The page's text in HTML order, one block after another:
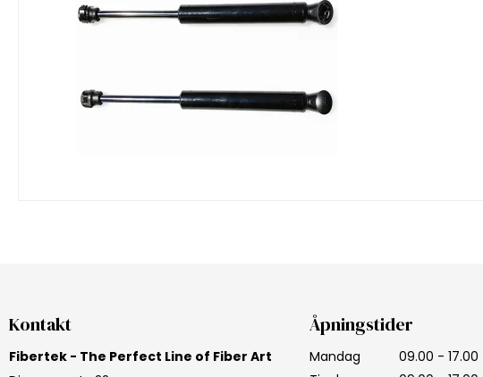
Kontakt
Fibertek - The Perfect Line of Fiber Art
Åpningstider
Mandag
09.00 - 17.00